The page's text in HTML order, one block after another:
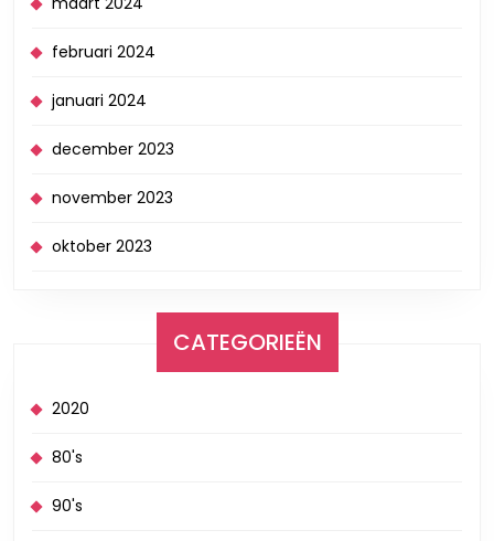
februari 2024
januari 2024
december 2023
november 2023
oktober 2023
CATEGORIEËN
2020
80's
90's